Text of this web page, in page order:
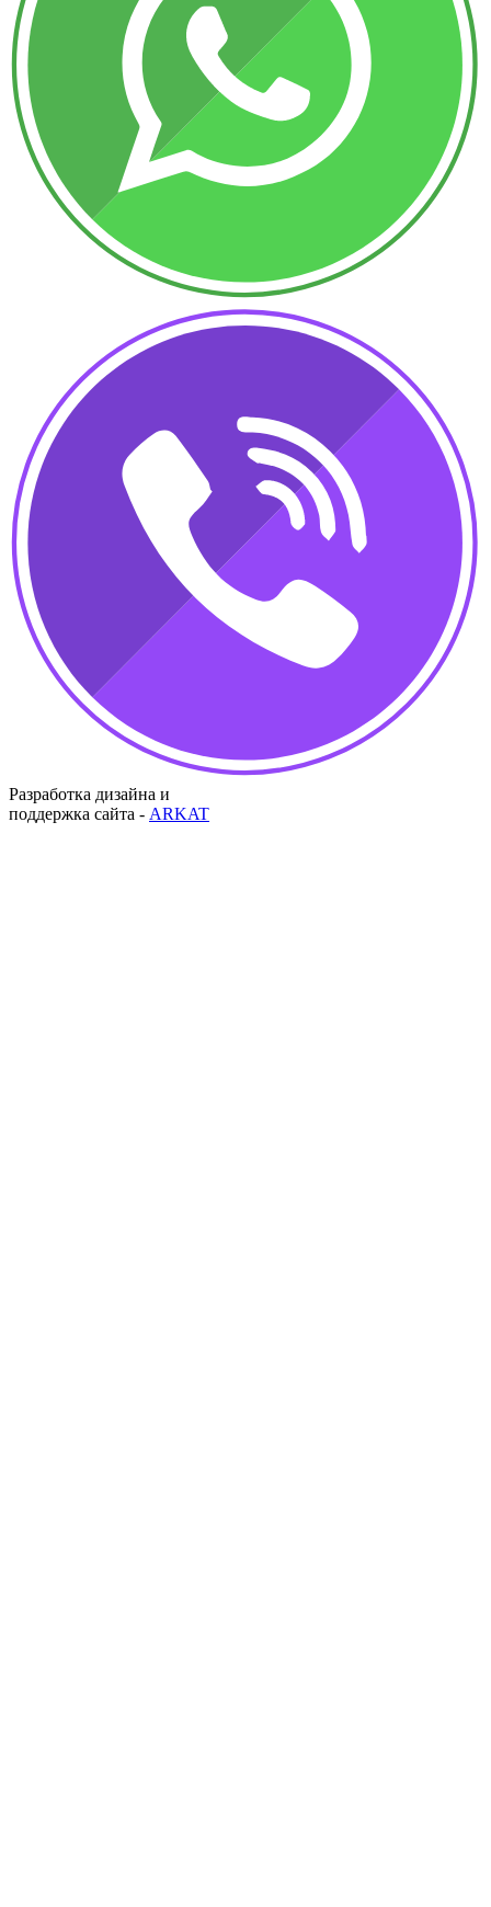
Разработка дизайна и
поддержка сайта - ARKAT